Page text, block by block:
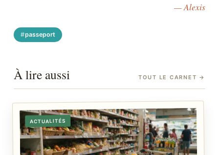
— Alexis
passeport
À lire aussi TOUT LE CARNET →
ACTUALITÉS